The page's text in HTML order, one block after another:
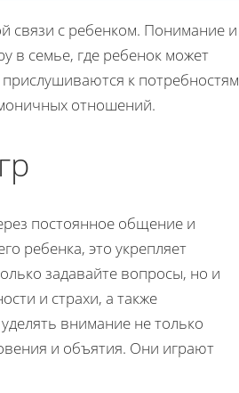
связи с ребенком. Понимание и
в семье, где ребенок может
к потребностям
отношений.
постоянное общение и
ребенка, это укрепляет
задавайте вопросы, но и
и страхи, а также
внимание не только
и объятия. Они играют